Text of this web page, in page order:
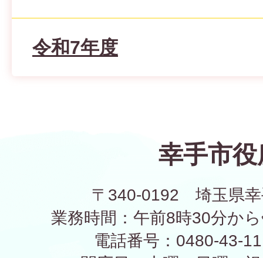
令和7年度
幸手市役
〒340-0192 埼玉県幸
業務時間：午前8時30分か
電話番号：0480-43-